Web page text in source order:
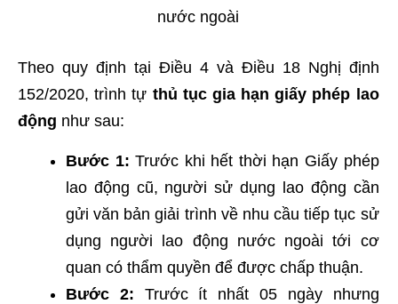
nước ngoài
Theo quy định tại Điều 4 và Điều 18 Nghị định
152/2020, trình tự thủ tục gia hạn giấy phép lao
động như sau:
Bước 1: Trước khi hết thời hạn Giấy phép
lao động cũ, người sử dụng lao động cần
gửi văn bản giải trình về nhu cầu tiếp tục sử
dụng người lao động nước ngoài tới cơ
quan có thẩm quyền để được chấp thuận.
Bước 2: Trước ít nhất 05 ngày nhưng